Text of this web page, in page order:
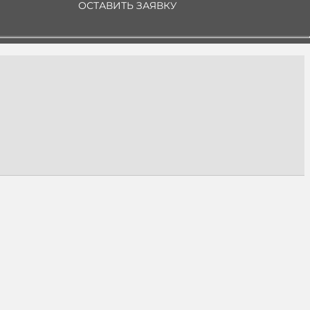
ОСТАВИТЬ ЗАЯВКУ